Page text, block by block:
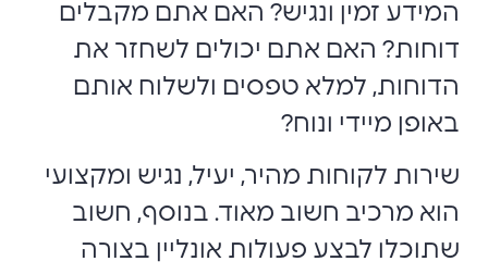
המידע זמין ונגיש? האם אתם מקבלים
דוחות? האם אתם יכולים לשחזר את
הדוחות, למלא טפסים ולשלוח אותם
באופן מיידי ונוח?
שירות לקוחות מהיר, יעיל, נגיש ומקצועי
הוא מרכיב חשוב מאוד. בנוסף, חשוב
שתוכלו לבצע פעולות אונליין בצורה